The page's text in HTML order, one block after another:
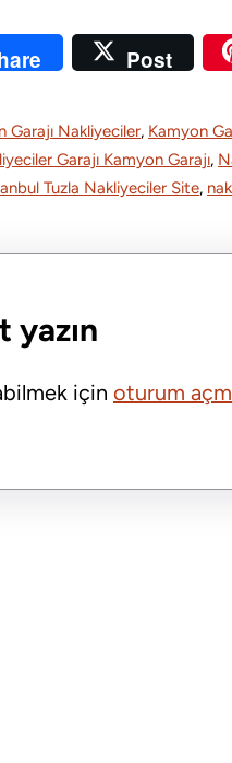
Post
Garajı Nakliyeciler, Kamyon
Garajı Kamyon Garajı,
Tuzla Nakliyeciler Site,
yazın
için oturum